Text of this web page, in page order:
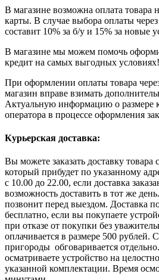
В магазине возможна оплата
карты. В случае выбора оплаты
составит 10% за б/у и 15% за новые
В магазине мы можем помочь
кредит на самых выгодных условиях!
При оформлении оплаты товара
магазин вправе взимать
Актуальную информацию о размере
оператора в процессе оформления
Курьерская доставка:
Вы можете заказать доставку
который прибудет по указанному
с 10.00 до 22.00, если доставка
возможность доставить в тот же
позвонит перед выездом. Доставка
бесплатно, если вы покупаете
при отказе от покупки без
оплачивается в размере 500 рублей.
пригороды обговаривается
осматриваете устройство на
указанной комплектации. Время